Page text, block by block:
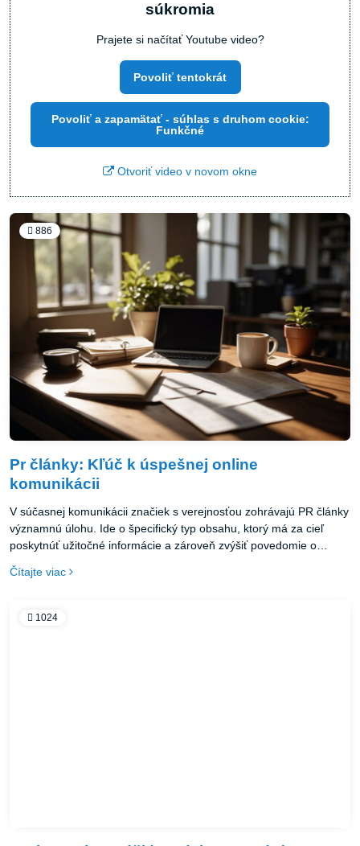
súkromia
Prajete si načítať Youtube video?
Povoliť tentokrát
Povoliť a zapamätať - súhlas s druhom cookie:
Funkčné
Otvoriť video v novom okne
886
Pr články: Kľúč k úspešnej online
komunikácii
V súčasnej komunikácii značiek s verejnosťou zohrávajú PR články
významnú úlohu. Ide o špecifický typ obsahu, ktorý má za cieľ
poskytnúť užitočné informácie a zároveň zvýšiť povedomie o
súčasť marketingovej stratégie v prostredí internetu, kde je
Čítajte viac
1024